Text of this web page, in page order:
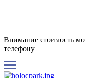
Внимание стоимость
телефону